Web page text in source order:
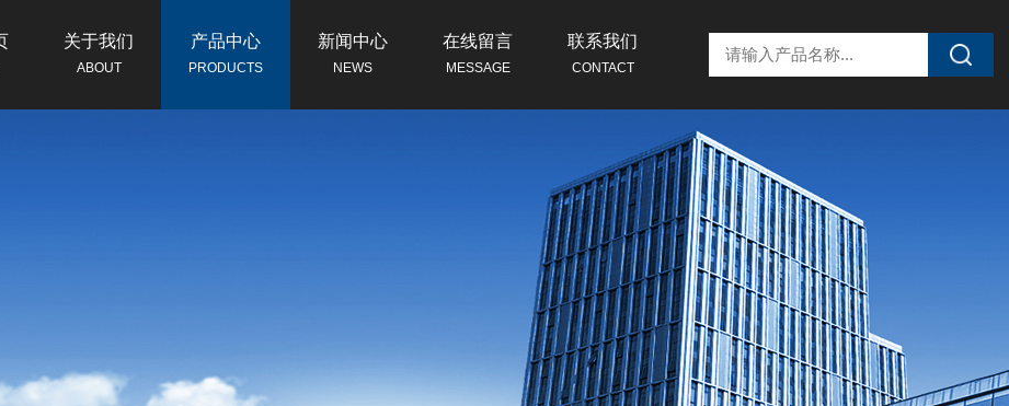
关于我们
ABOUT
产品中心
PRODUCTS
新闻中心
NEWS
在线留言
MESSAGE
联系我们
CONTACT